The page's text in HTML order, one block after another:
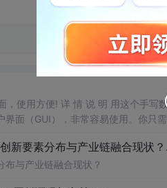
使用方便! 详 情 说 明 用这个手写
面（GUI），非常容易使用。你只
新要素分布与产业链融合现状
与产业链融合现状？